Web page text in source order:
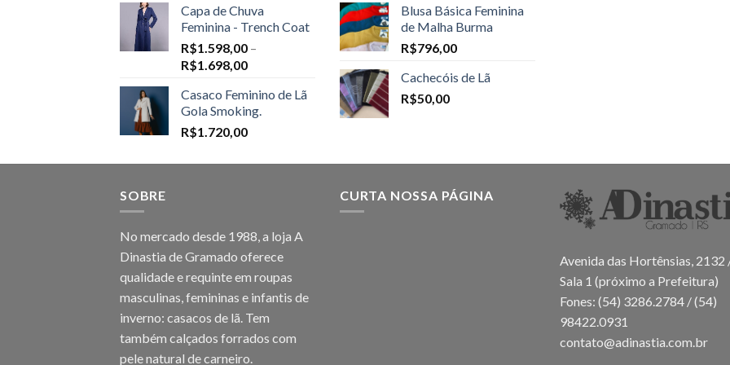
Capa de Chuva
Feminina - Trench Coat
R$1.598,00 –
R$1.698,00Price
R$1.598,00
through
R$1.698,00
Casaco Feminino de Lã
Gola Smoking.
R$1.720,00
Blusa Básica Feminina
de Malha Burma
R$796,00
Cachecóis de Lã
R$50,00
SOBRE
No mercado desde 1988, a loja A
Dinastia de Gramado oferece
qualidade e requinte em roupas
masculinas, femininas e infantis de
inverno: casacos de lã. Tem
também calçados forrados com
pele natural de carneiro.
CURTA NOSSA PÁGINA
Avenida das Hortênsias, 2132
Sala 1 (próximo a Prefeitura)
Fones: (54) 3286.2784 / (54)
98422.0931
contato@adinastia.com.br